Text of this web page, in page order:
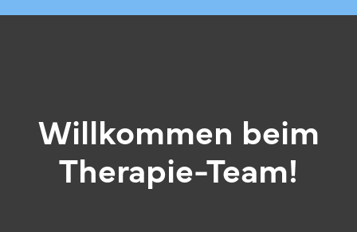
Willkommen beim
Therapie-Team!